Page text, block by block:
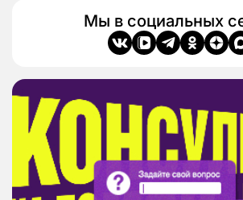
Мы в социальных